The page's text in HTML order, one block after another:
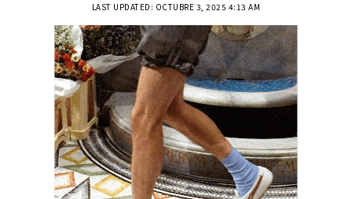
LAST UPDATED: OCTUBRE 3, 2025 4:13 AM